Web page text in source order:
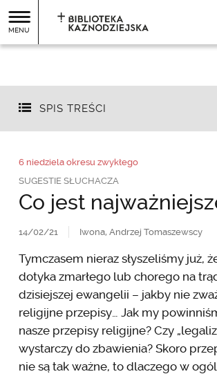
MENU
SPIS TREŚCI
6 niedziela okresu zwykłego
SUGESTIE SŁUCHACZA
Co jest
14/02/21 Iwona, Andrzej Tomaszewscy
Tymczasem nieraz słyszeliśmy już,
dotyka zmarłego lub chorego na
dzisiejszej ewangelii – jakby nie
religijne przepisy… Jak my
nasze przepisy religijne? Czy
wystarczy do zbawienia? Skoro
nie są tak ważne, to dlaczego w